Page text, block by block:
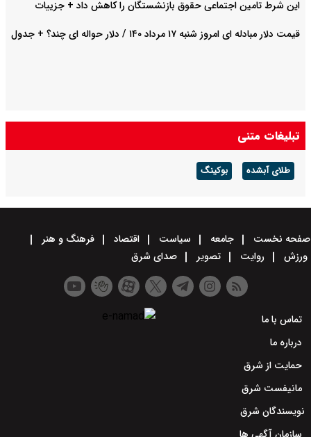
این شرط تامین اجتماعی حقوق بازنشستگان را کاهش داد + جزییات
قیمت دلار مبادله ای امروز شنبه ۱۷ مرداد ۱۴۰ / دلار حواله ای چند؟ + جدول
تبلیغات متنی
طلای آبشده بوکینگ
صفحه نخست جامعه سیاست اقتصاد
فرهنگ و هنر
ورزش
روایت تصویر صدای شرق
تماس با ما
درباره ما
حمایت از شرق
مانیفست شرق
نویسندگان شرق